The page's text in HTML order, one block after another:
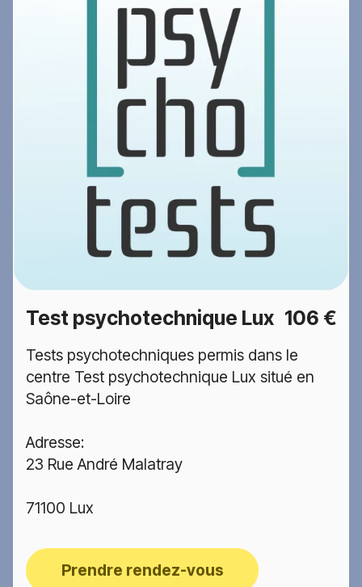
Test psychotechnique Lux 106 €
Tests psychotechniques permis dans le
centre Test psychotechnique Lux situé en
Saône-et-Loire
Adresse:
23 Rue André Malatray
71100 Lux
Prendre rendez-vous